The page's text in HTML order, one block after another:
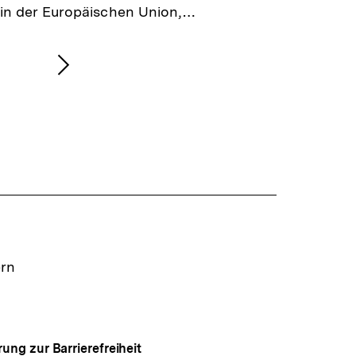
in der Europäischen Union,…
Nächsten
zur Barrierefreiheit